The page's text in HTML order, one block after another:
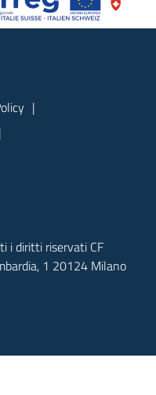
i diritti riservati CF
1 20124 Milano